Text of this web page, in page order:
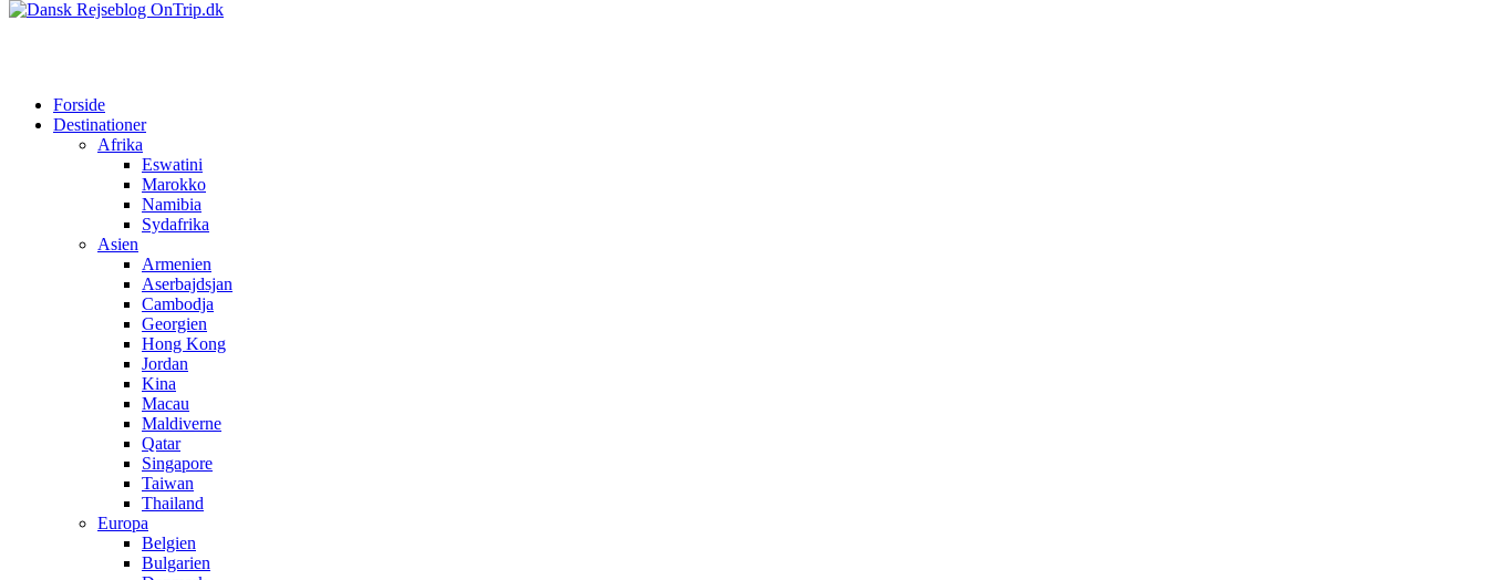
Forside
Destinationer
Afrika
Eswatini
Marokko
Namibia
Sydafrika
Asien
Armenien
Aserbajdsjan
Cambodja
Georgien
Hong Kong
Jordan
Kina
Macau
Maldiverne
Qatar
Singapore
Taiwan
Thailand
Europa
Belgien
Bulgarien